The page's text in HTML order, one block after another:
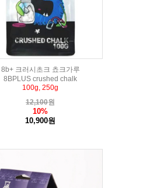
8b+ 크러시초크 쵸크가루
8BPLUS crushed chalk
100g, 250g
12,100원
10%
10,900원